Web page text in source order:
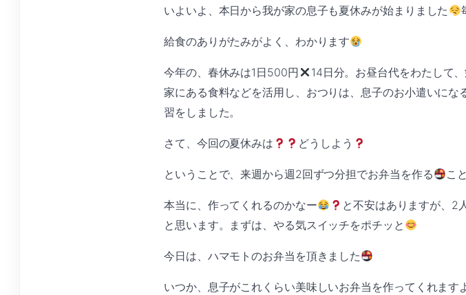
いよいよ、本日から我が家の息子も夏休みが始まりました
給食のありがたみがよく、わかります
今年の、春休みは1日500円
14日分。お昼台代をわたして
家にある食料などを活用し、おつりは、息子のお小遣いに
習をしました。
さて、今回の夏休みは どうしよう
ということで、来週から週2回ずつ分担でお弁当を作る こ
本当に、作ってくれるのかなー
と不安はありますが、2
と思います。まずは、やる気スイッチをポチッと
今日は、ハマモトのお弁当を頂きました
いつか、息子がこれくらい美味しいお弁当を作ってくれます